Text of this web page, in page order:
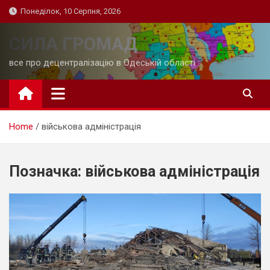
Skip
to
Понеділок, 10 Серпня, 2026
СИЛА ГРОМАД
все про децентралізацію в Одеській області
Home військова адміністрація
Позначка: військова адміністрація